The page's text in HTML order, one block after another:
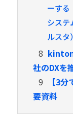
ーする
システ
ルスタ
8
社のDXを
9
【3
要資料